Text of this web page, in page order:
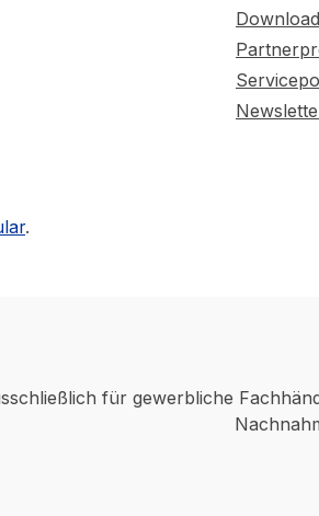
.
für gewerbliche